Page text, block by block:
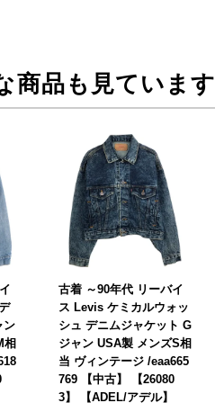
商品も見ています
ン
相
古着 ～90年代 リーバイ
ス Levis ケミカルウォッ
シュ デニムジャケット G
ジャン USA製 メンズS相
当 ヴィンテージ /eaa665
769 【中古】 【26080
3】 【ADEL/アデル】